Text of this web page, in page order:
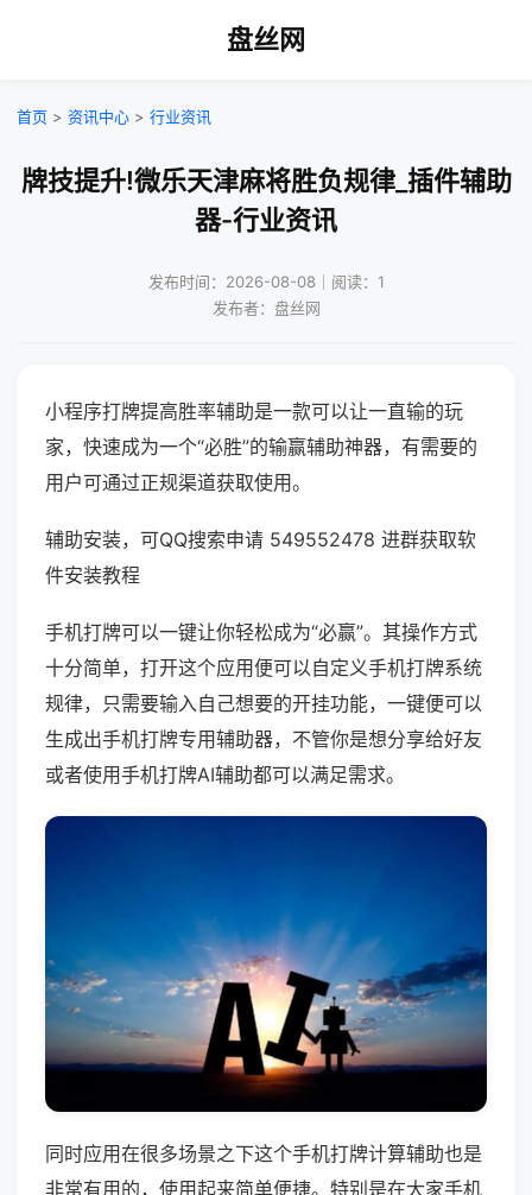
盘丝网
首页 > 资讯中心 > 行业资讯
牌技提升!微乐天津麻将胜负规律_插件辅助
器-行业资讯
发布时间：2026-08-08｜阅读：1
发布者：盘丝网
小程序打牌提高胜率辅助是一款可以让一直输的玩
家，快速成为一个“必胜”的输赢辅助神器，有需要的
用户可通过正规渠道获取使用。
辅助安装，可QQ搜索申请 549552478 进群获取软
件安装教程
手机打牌可以一键让你轻松成为“必赢”。其操作方式
十分简单，打开这个应用便可以自定义手机打牌系统
规律，只需要输入自己想要的开挂功能，一键便可以
生成出手机打牌专用辅助器，不管你是想分享给好友
或者使用手机打牌AI辅助都可以满足需求。
同时应用在很多场景之下这个手机打牌计算辅助也是
非常有用的，使用起来简单便捷。特别是在大家手机